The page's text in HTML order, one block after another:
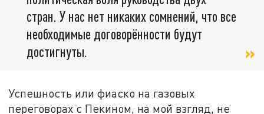
стран. У нас нет никаких сомнений, что все
необходимые договорённости будут
достигнуты.
Успешность или фиаско на газовых
переговорах с Пекином, на мой взгляд, не